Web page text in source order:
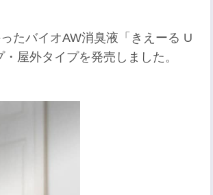
たバイオAW消臭液「きえーる U
屋外タイプを発売しました。